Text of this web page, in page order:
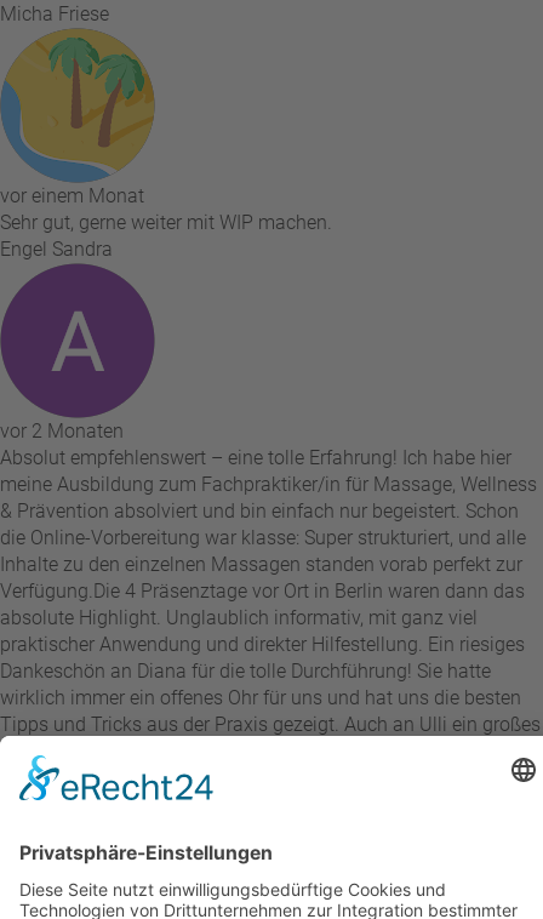
Micha Friese
vor einem Monat
Sehr gut, gerne weiter mit WIP machen.
Engel Sandra
vor 2 Monaten
Absolut empfehlenswert – eine tolle Erfahrung! Ich habe hier
meine Ausbildung zum Fachpraktiker/in für Massage, Wellness
& Prävention absolviert und bin einfach nur begeistert. Schon
die Online-Vorbereitung war klasse: Super strukturiert, und alle
Inhalte zu den einzelnen Massagen standen vorab perfekt zur
Verfügung. ​Die 4 Präsenztage vor Ort in Berlin waren dann das
absolute Highlight. Unglaublich informativ, mit ganz viel
praktischer Anwendung und direkter Hilfestellung. Ein riesiges
Dankeschön an Diana für die tolle Durchführung! Sie hatte
wirklich immer ein offenes Ohr für uns und hat uns die besten
Tipps und Tricks aus der Praxis gezeigt. Auch an Ulli ein großes
Danke für die tolle und reibungslose Vorbereitung der Kurse. ​Ihr
seid ein tolles Team, es war eine wunderschöne Zeit und eine
großartige Erfahrung für mich. Macht weiter so!